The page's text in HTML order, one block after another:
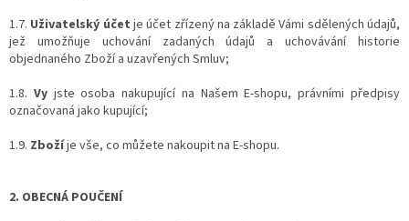
1.7. Uživatelský účet je účet zřízený na základě Vámi sdělených údajů,
jež umožňuje uchování zadaných údajů a uchovávání historie
objednaného Zboží a uzavřených Smluv;
1.8. Vyjste osoba nakupující na Našem E-shopu, právními předpisy
označovaná jako kupující;
1.9. Zbožíje vše, co můžete nakoupit na E-shopu.
2. OBECNÁ POUČENÍ